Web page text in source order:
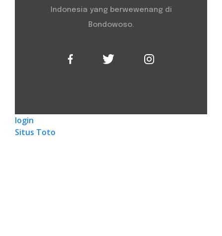
Indonesia yang berwewenang di
Bondowoso.
login
Situs Toto